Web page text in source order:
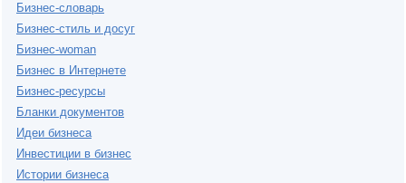
Бизнес-словарь
Бизнес-стиль и досуг
Бизнес-woman
Бизнес в Интернете
Бизнес-ресурсы
Бланки документов
Идеи бизнеса
Инвестиции в бизнес
Истории бизнеса